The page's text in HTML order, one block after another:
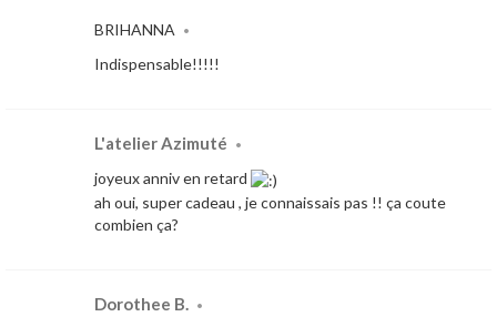
BRIHANNA •
Indispensable!!!!!
L'atelier Azimuté •
joyeux anniv en retard
ah oui, super cadeau , je connaissais pas !! ça coute
combien ça?
Dorothee B. •